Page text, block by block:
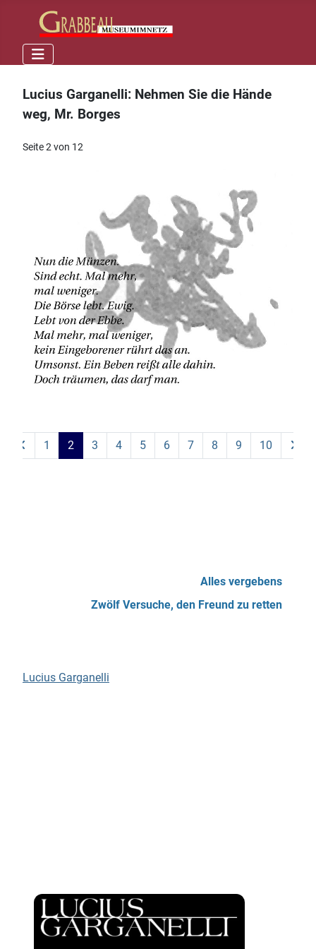
Lucius Garganelli: Nehmen Sie die Hände
weg, Mr. Borges
Seite 2 von 12
1 2 3 4 5 6 7 8 9 10
Alles vergebens
Zwölf Versuche, den Freund zu retten
Lucius Garganelli